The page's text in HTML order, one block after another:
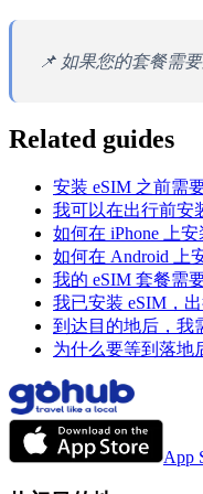
📌 如果您的套餐需
Related guides
安装 eSIM 之前需
我可以在出行前安
如何在 iPhone 上安
如何在 Android 上
我的 eSIM 套餐需
我已安装 eSIM，
到达目的地后，我
为什么要等到落地
App